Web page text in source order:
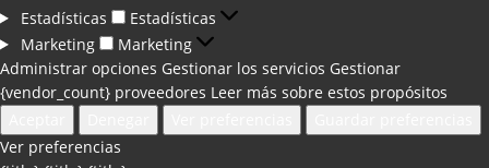
Estadísticas
Estadísticas
Marketing
Marketing
Administrar opciones Gestionar los servicios Gestionar
{vendor_count} proveedores Leer más sobre estos propósitos
Ver preferencias